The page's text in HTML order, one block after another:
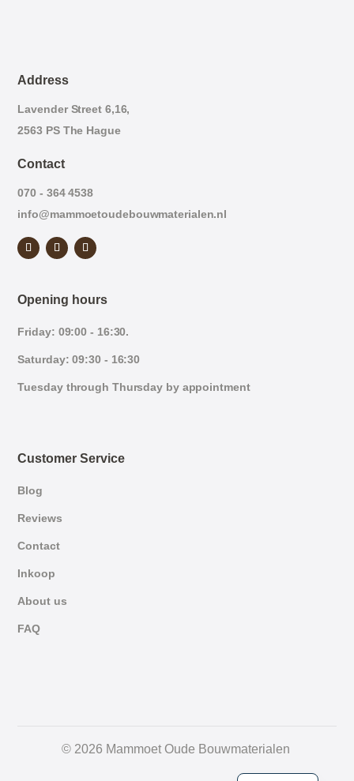
Address
Lavender Street 6,16,
2563 PS The Hague
Contact
070 - 364 4538
info@mammoetoudebouwmaterialen.nl
Opening hours
Friday: 09:00 - 16:30.
Saturday: 09:30 - 16:30
Tuesday through Thursday by appointment
Customer Service
Blog
Reviews
Contact
Inkoop
About us
FAQ
© 2026 Mammoet Oude Bouwmaterialen
German